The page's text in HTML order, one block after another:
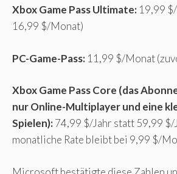
Xbox Game Pass Ultimate: 19,99
16,99 $/Monat)
PC-Game-Pass: 11,99 $/Monat
Xbox Game Pass Core (das
nur Online-Multiplayer und eine
Spielen):74,99 $/Jahr statt 59,99 $/
monatliche Rate bleibt bei 9,99 $/